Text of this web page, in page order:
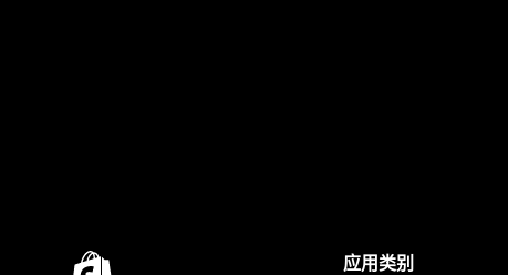
应用类别